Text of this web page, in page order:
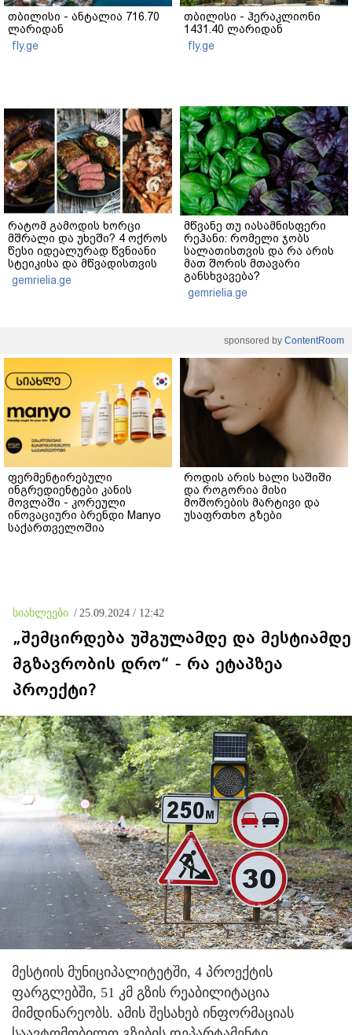
თბილისი - ანტალია 716.70
ლარიდან
fly.ge
თბილისი - ჰერაკლიონი
1431.40 ლარიდან
fly.ge
რატომ გამოდის ხორცი
მშრალი და უხეში? 4 ოქროს
წესი იდეალურად წვნიანი
სტეიკისა და მწვადისთვის
gemrielia.ge
მწვანე თუ იასამნისფერი
რეჰანი: რომელი ჯობს
სალათისთვის და რა არის
მათ შორის მთავარი
განსხვავება?
gemrielia.ge
sponsored by ContentRoom
ფერმენტირებული
ინგრედიენტები კანის
მოვლაში - კორეული
ინოვაციური ბრენდი Manyo
საქართველოშია
როდის არის ხალი საშიში
და როგორია მისი
მოშორების მარტივი და
უსაფრთხო გზები
სიახლეები / 25.09.2024 / 12:42
„შემცირდება უშგულამდე და მესტიამდე
მგზავრობის დრო“ - რა ეტაპზეა
პროექტი?
მესტიის მუნიციპალიტეტში, 4 პროექტის
ფარგლებში, 51 კმ გზის რეაბილიტაცია
მიმდინარეობს. ამის შესახებ ინფორმაციას